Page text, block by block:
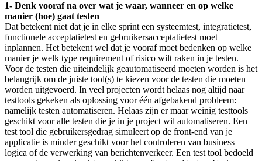
1- Denk vooraf na over wat je waar, wanneer en op welke
manier (hoe) gaat testen
Dat betekent niet dat je in elke sprint een systeemtest, integratietest,
functionele acceptatietest en gebruikersacceptatietest moet
inplannen. Het betekent wel dat je vooraf moet bedenken op welke
manier je welk type requirement of risico wilt raken in je testen.
Voor de testen die uiteindelijk geautomatiseerd moeten worden is het
belangrijk om de juiste tool(s) te kiezen voor de testen die moeten
worden uitgevoerd. In veel projecten wordt helaas nog altijd naar
testtools gekeken als oplossing voor één afgebakend probleem:
namelijk testen automatiseren. Helaas zijn er maar weinig testtools
geschikt voor alle testen die je in je project wil automatiseren. Een
test tool die gebruikersgedrag simuleert op de front-end van je
applicatie is minder geschikt voor het controleren van business
logica of de verwerking van berichtenverkeer. Een test tool bedoeld